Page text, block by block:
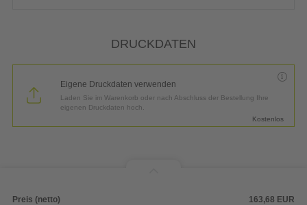
DRUCKDATEN
Eigene Druckdaten verwenden
Laden Sie im Warenkorb oder nach Abschluss der Bestellung Ihre
eigenen Druckdaten hoch.
Kostenlos
Preis (netto) 163,68 EUR